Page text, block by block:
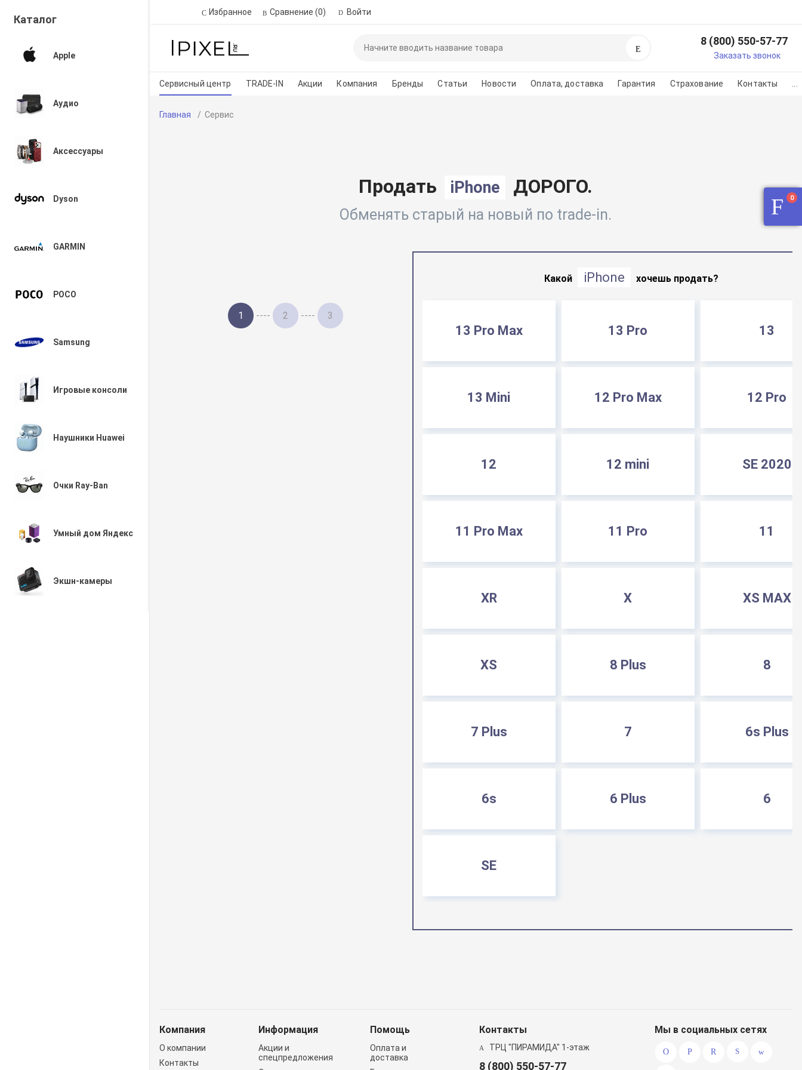
Избранное Сравнение (0) Войти
8 (800) 550-57-77
Заказать звонок
Сервисный центр TRADE-IN Акции Компания Бренды Статьи Новости Оплата, доставка Гарантия Страхование Контакты
Каталог
Apple
Аудио
Аксессуары
Dyson
GARMIN
POCO
Samsung
Игровые консоли
Наушники Huawei
Очки Ray-Ban
Умный дом Яндекс
Экшн-камеры
Главная Сервис
Продать iPhone ДОРОГО.
Обменять старый на новый по trade-in.
1 ---- 2 ---- 3
Какой iPhone хочешь продать?
13 Pro Max 13 Pro 13
13 Mini 12 Pro Max 12 Pro
12 12 mini SE 2020
11 Pro Max 11 Pro 11
XR X XS MAX
XS 8 Plus 8
7 Plus 7 6s Plus
6s 6 Plus 6
SE
Компания
О компании
Контакты
Информация
Акции и
спецпредложения
Помощь
Оплата и
доставка
Контакты
ТРЦ "ПИРАМИДА" 1-этаж
8 (800) 550-57-77
Мы в социальных сетях
Пожалуйста, зарегистрируйтесь или
авторизуйтесь
0